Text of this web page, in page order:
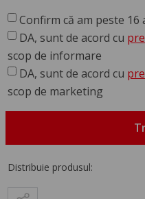
Confirm că am peste 16
DA, sunt de acord cu
scop de informare
DA, sunt de acord cu
scop de marketing
Distribuie produsul: